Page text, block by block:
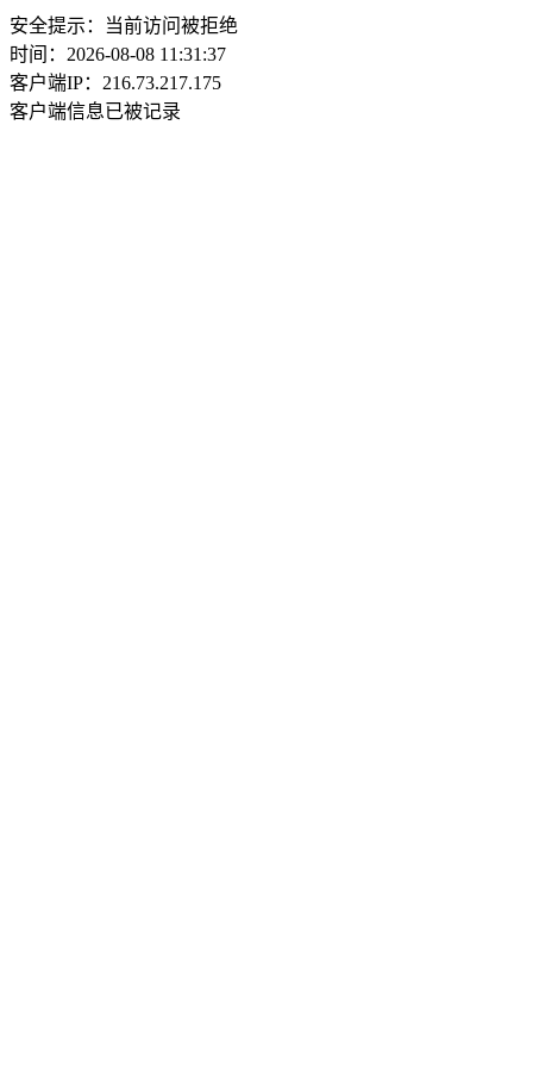
安全提示：当前访问被拒绝
时间：2026-08-08 11:31:37
客户端IP：216.73.217.175
客户端信息已被记录